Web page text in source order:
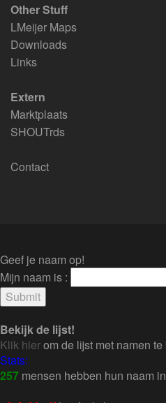
Other Stuff
LMeijer Maps
Downloads
Links
Extern
Marktplaats
SHOUTrds
Contact
Geef je naam op!
Mijn naam is :
Bekijk de lijst!
Klik hierom de lijst met namen
Stats:
257 mensen hebben hun naam